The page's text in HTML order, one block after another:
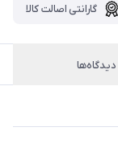
گارانتی اصالت کالا
دیدگاه‌ها